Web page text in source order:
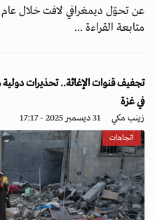
عن تحوّل ديمغرافي لافت خلال عام 2025، يتمثل في تسجيل...
متابعة القراءة ...
تجفيف قنوات الإغاثة.. تحذيرات دولية
في غزة
زينب مكي 31 ديسمبر 2025 - 17:17
اتجاهات